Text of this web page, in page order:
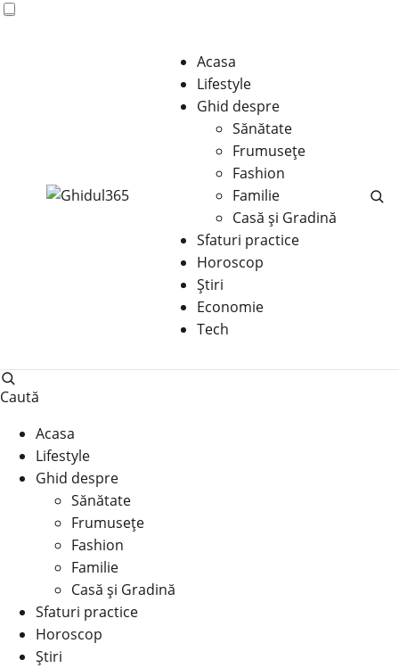
Acasa
Lifestyle
Ghid despre
Sănătate
Frumusețe
Fashion
Familie
Casă şi Gradină
Sfaturi practice
Horoscop
Știri
Economie
Tech
Caută
Acasa
Lifestyle
Ghid despre
Sănătate
Frumusețe
Fashion
Familie
Casă şi Gradină
Sfaturi practice
Horoscop
Știri